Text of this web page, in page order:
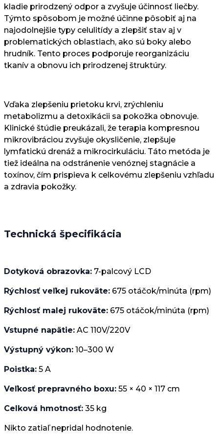
kladie prirodzený odpor a zvyšuje účinnosť liečby.
Týmto spôsobom je možné účinne pôsobiť aj na
najodolnejšie typy celulitídy a zlepšiť stav aj v
problematických oblastiach, ako sú boky alebo
hrudník. Tento proces podporuje reorganizáciu
tkanív a obnovu ich prirodzenej štruktúry.
Vďaka zlepšeniu prietoku krvi, zrýchleniu
metabolizmu a detoxikácii sa pokožka obnovuje.
Klinické štúdie preukázali, že terapia kompresnou
mikrovibráciou zvyšuje okysličenie, zlepšuje
lymfatickú drenáž a mikrocirkuláciu. Táto metóda je
tiež ideálna na odstránenie venóznej stagnácie a
toxínov, čím prispieva k celkovému zlepšeniu vzhľadu
a zdravia pokožky.
Technická špecifikácia
Dotyková obrazovka: 7-palcový LCD
Rýchlosť veľkej rukoväte: 675 otáčok/minúta (rpm)
Rýchlosť malej rukoväte: 675 otáčok/minúta (rpm)
Vstupné napätie: AC 110V/220V
Výstupný výkon: 10–300 W
Poistka: 5 A
Veľkosť prepravného boxu: 55 × 40 × 117 cm
Celková hmotnosť: 35 kg
Nikto zatiaľ nepridal hodnotenie.